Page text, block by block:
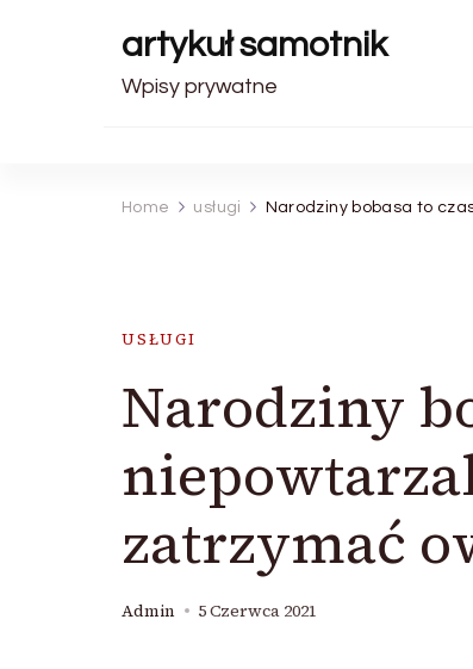
artykuł samotnik
Wpisy prywatne
Home usługi Narodziny bobasa to
USŁUGI
Narodziny
zatrzymać
Admin 5 Czerwca 2021